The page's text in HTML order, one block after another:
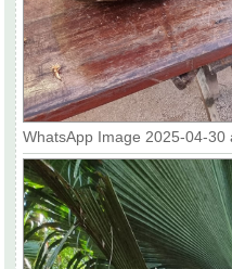
WhatsApp Image 2025-04-